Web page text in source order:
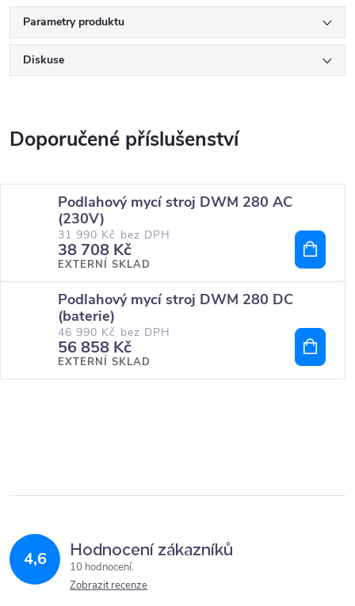
Parametry produktu
Diskuse
Podlahový mycí stroj DWM 280 AC
(230V)
31 990 Kč bez DPH
38 708 Kč
EXTERNÍ SKLAD
Podlahový mycí stroj DWM 280 DC
(baterie)
46 990 Kč bez DPH
56 858 Kč
EXTERNÍ SKLAD
4,6 Hodnocení zákazníků
10 hodnocení
Zobrazit recenze